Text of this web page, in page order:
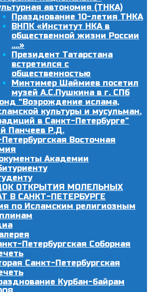
автономия (ТНКА)
Празднование 10-летия ТНКА
ВНПК «Институт НКА в
общественной жизни России
….»
Президент Татарстана
встретился с
общественностью
Минтимер Шаймиев посетил
музей А.С.Пушкина в г. СПб
“Возрождение ислама,
культуры и мусульман.
в Санкт-Петербурге”
Панчеев Р.Д.
Восточная
Академии
ОТКРЫТИЯ МОЛЕЛЬНЫХ
В САНКТ-ПЕТЕРБУРГЕ
по Исламским религиозным
Петербургская Соборная
Санкт-Петербургская
Курбан-байрам